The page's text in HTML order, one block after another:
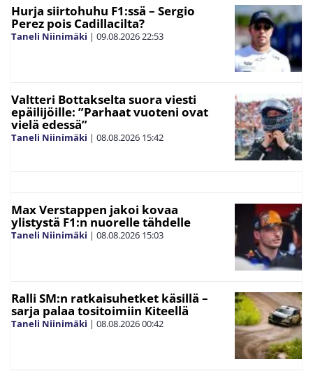
Hurja siirtohuhu F1:ssä – Sergio
Perez pois Cadillacilta?
Taneli Niinimäki | 09.08.202622:53
Valtteri Bottakselta suora viesti
epäilijöille: ”Parhaat vuoteni ovat
vielä edessä”
Taneli Niinimäki | 08.08.2026 15:42
Max Verstappen jakoi kovaa
ylistystä F1:n nuorelle tähdelle
Taneli Niinimäki | 08.08.2026 15:03
Ralli SM:n ratkaisuhetket käsillä –
sarja palaa tositoimiin Kiteellä
Taneli Niinimäki | 08.08.202600:42